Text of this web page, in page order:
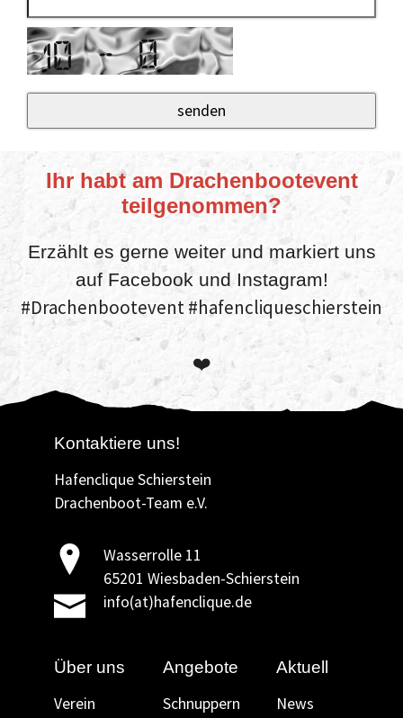
Ihr habt am Drachenbootevent
teilgenommen?
Erzählt es gerne weiter und markiert uns
auf Facebook und Instagram!
#Drachenbootevent #hafencliqueschierstein
❤️
Kontaktiere uns!
Hafenclique Schierstein
Drachenboot-Team e.V.
Wasserrolle 11
65201 Wiesbaden-Schierstein
info(at)hafenclique.de
Über uns
Verein
Angebote
Schnuppern
Aktuell
News